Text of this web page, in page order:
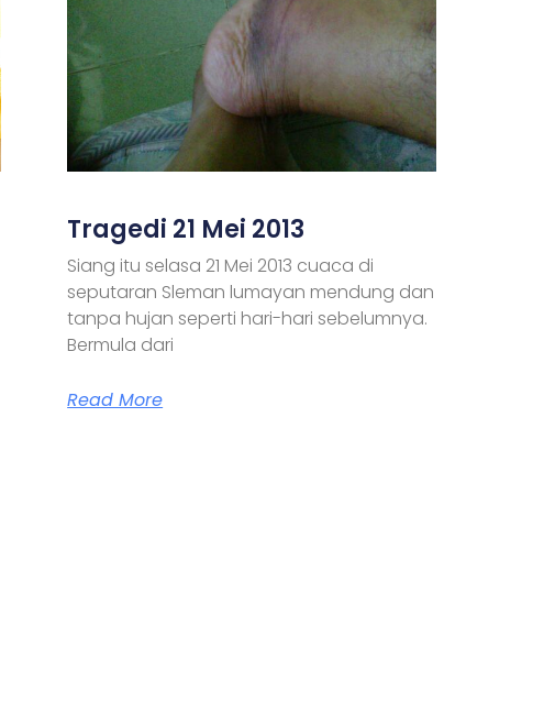
Tragedi 21 Mei 2013
Siang itu selasa 21 Mei 2013 cuaca di
seputaran Sleman lumayan mendung dan
tanpa hujan seperti hari-hari sebelumnya.
Bermula dari
Read More